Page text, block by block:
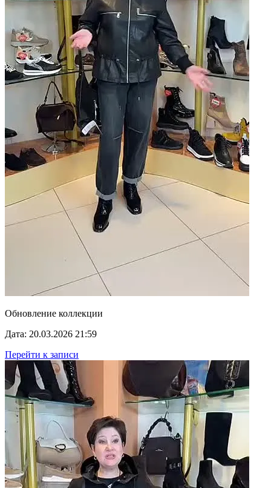
Обновление коллекции
Дата: 20.03.2026 21:59
Перейти к записи